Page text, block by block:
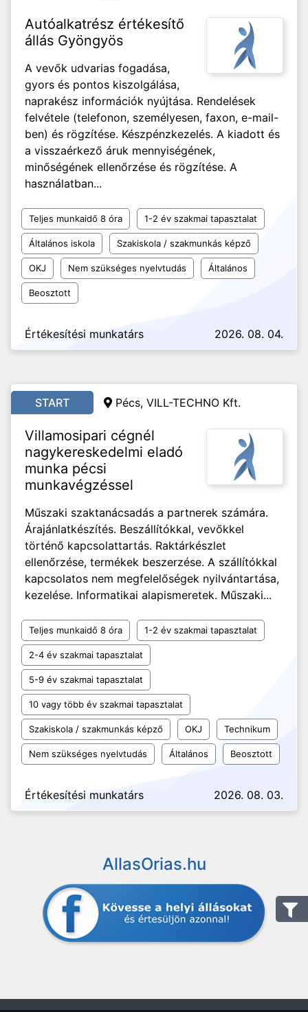
Autóalkatrész értékesítő
állás Gyöngyös
A vevők udvarias fogadása,
gyors és pontos kiszolgálása,
naprakész információk nyújtása. Rendelések
felvétele (telefonon, személyesen, faxon, e-mail-
ben) és rögzítése. Készpénzkezelés. A kiadott és
a visszaérkező áruk mennyiségének,
minőségének ellenőrzése és rögzítése. A
használatban...
Teljes munkaidő 8 óra 1-2 év szakmai tapasztalat
Általános iskola Szakiskola / szakmunkás képző
OKJ Nem szükséges nyelvtudás Általános
Beosztott
Értékesítési munkatárs 2026. 08. 04.
START Pécs, VILL-TECHNO Kft.
Villamosipari cégnél
nagykereskedelmi eladó
munka pécsi
munkavégzéssel
Műszaki szaktanácsadás a partnerek számára.
Árajánlatkészítés. Beszállítókkal, vevőkkel
történő kapcsolattartás. Raktárkészlet
ellenőrzése, termékek beszerzése. A szállítókkal
kapcsolatos nem megfelelőségek nyilvántartása,
kezelése. Informatikai alapismeretek. Műszaki...
Teljes munkaidő 8 óra 1-2 év szakmai tapasztalat
2-4 év szakmai tapasztalat
5-9 év szakmai tapasztalat
10 vagy több év szakmai tapasztalat
Szakiskola / szakmunkás képző OKJ Technikum
Nem szükséges nyelvtudás Általános Beosztott
Értékesítési munkatárs 2026. 08. 03.
AllasOrias.hu